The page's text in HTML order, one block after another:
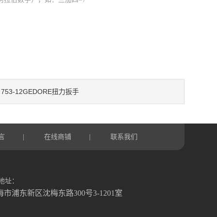
753-12GEDORE扭力扳手
在线商铺 联系我们
址：
市浦东新区沈梅东路300号3-1201室